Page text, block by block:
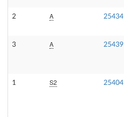
2 A 25434
3 A 25439
1 S2 25404